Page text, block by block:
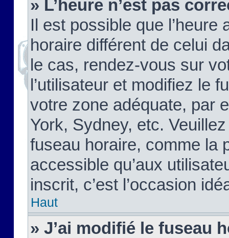
» L’heure n’est pas
Il est possible que
horaire différent de celui
le cas, rendez-vous sur
l’utilisateur et modifiez le
votre zone adéquate, par
York, Sydney, etc.
fuseau horaire, comme la
accessible qu’aux
inscrit, c’est l’occasion
Haut
» J’ai modifié le fuseau